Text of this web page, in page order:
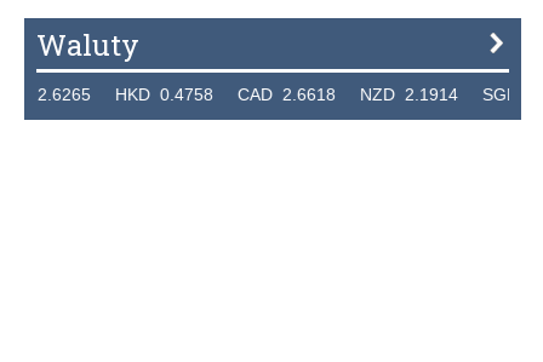
Waluty
HKD 0.4758 CAD 2.6618 NZD 2.1914 SGD